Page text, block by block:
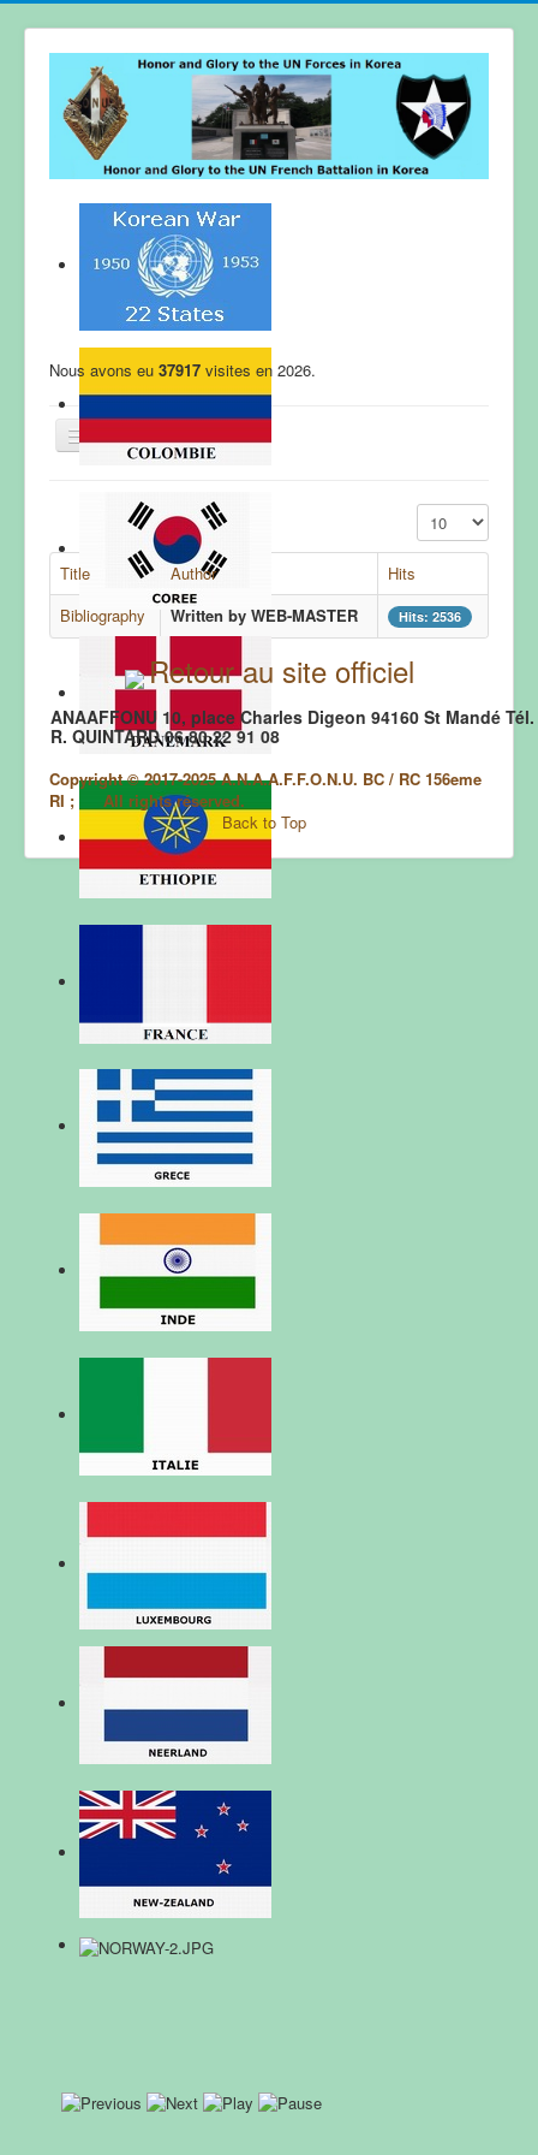
Nous avons eu 37917 visites en 2026.
.
Display #
Title Author
Hits
Bibliography
Written by WEB-MASTER Hits: 2536
Retour au site officiel
ANAAFFONU 10, place Charles Digeon 94160 St Mandé
R. QUINTARD 06 80 22 91 08
Copyright © 2017-2025 A.N.A.A.F.F.O.N.U. BC / RC 156eme
RI ; All rights réserved.
Back to Top